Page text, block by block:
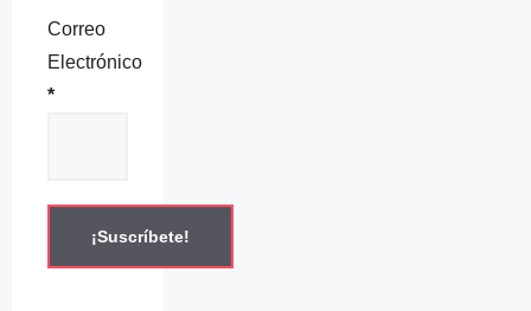
Correo
Electrónico
*